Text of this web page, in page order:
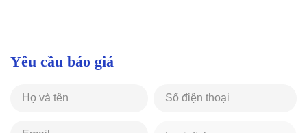
Yêu cầu báo giá